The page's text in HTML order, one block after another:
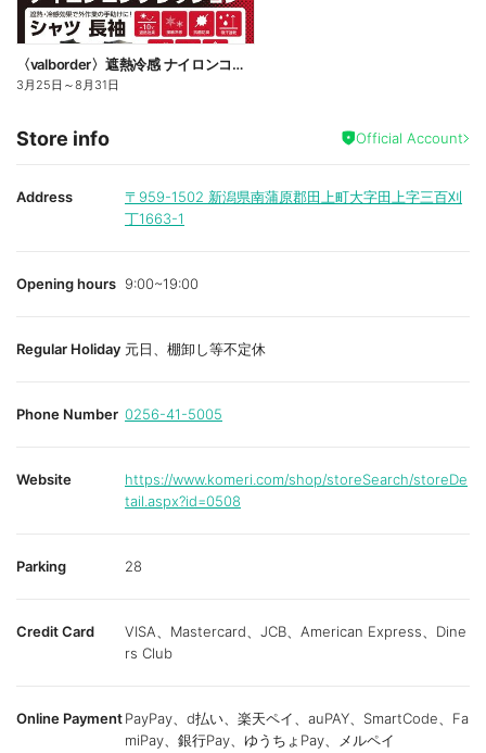
〈valborder〉遮熱冷感 ナイロンコンプレッション
3月25日 ～8月31日
Store info Official Account
Address 〒959-1502 新潟県南蒲原郡田上町大字田上字三百刈
丁1663-1
Opening hours 9:00~19:00
Regular Holiday 元日、棚卸し等不定休
Phone Number 0256-41-5005
Website
https://www.komeri.com/shop/storeSearch/storeDe
tail.aspx?id=0508
Parking 28
Credit Card
VISA、Mastercard、JCB、American Express、Dine
rs Club
Online PaymentPayPay、d払い、楽天ペイ、auPAY、SmartCode、Fa
miPay、銀行Pay、ゆうちょPay、メルペイ